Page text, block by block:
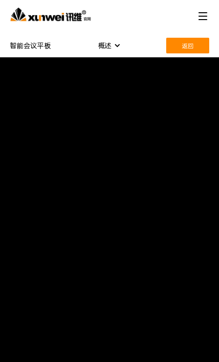
智能会议平板 概述 返回